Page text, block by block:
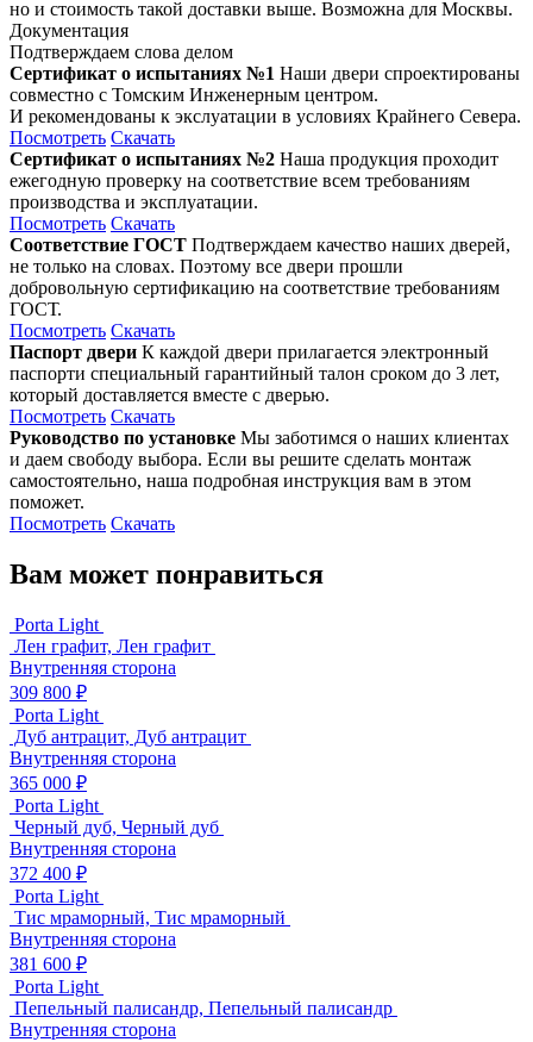
но и стоимость такой доставки выше. Возможна для Москвы.
Документация
Подтверждаем слова делом
Сертификат о испытаниях №1 Наши двери спроектированы
совместно с Томским Инженерным центром.
И рекомендованы к экслуатации в условиях Крайнего Севера.
Посмотреть Скачать
Сертификат о испытаниях №2 Наша продукция проходит
ежегодную проверку на соответствие всем требованиям
производства и эксплуатации.
Посмотреть Скачать
Соответствие ГОСТ Подтверждаем качество наших дверей,
не только на словах. Поэтому все двери прошли
добровольную сертификацию на соответствие требованиям
ГОСТ.
Посмотреть Скачать
Паспорт двери К каждой двери прилагается электронный
паспорти специальный гарантийный талон сроком до 3 лет,
который доставляется вместе с дверью.
Посмотреть Скачать
Руководство по установке Мы заботимся о наших клиентах
и даем свободу выбора. Если вы решите сделать монтаж
самостоятельно, наша подробная инструкция вам в этом
поможет.
Посмотреть Скачать
Вам может понравиться
Porta Light
Лен графит, Лен графит
Внутренняя сторона
309 800 ₽
Porta Light
Дуб антрацит, Дуб антрацит
Внутренняя сторона
365 000 ₽
Porta Light
Черный дуб, Черный дуб
Внутренняя сторона
372 400 ₽
Porta Light
Тис мраморный, Тис мраморный
Внутренняя сторона
381 600 ₽
Porta Light
Пепельный палисандр, Пепельный палисандр
Внутренняя сторона